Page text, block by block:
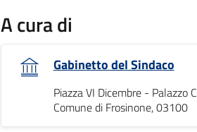
A cura di
Gabinetto del Sindaco
Piazza VI Dicembre - Palazzo
Comune di Frosinone, 03100